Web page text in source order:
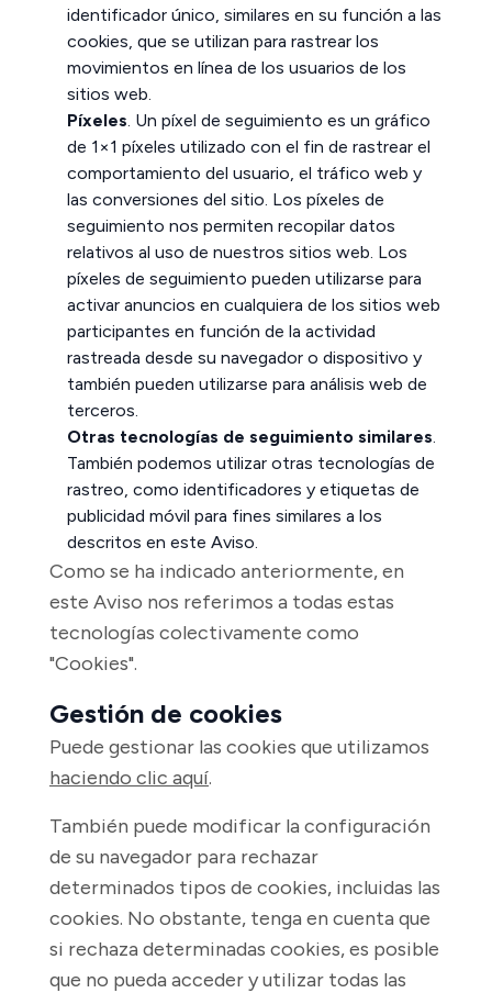
identificador único, similares en su función a las
cookies, que se utilizan para rastrear los
movimientos en línea de los usuarios de los
sitios web.
Píxeles. Un píxel de seguimiento es un gráfico
de 1×1 píxeles utilizado con el fin de rastrear el
comportamiento del usuario, el tráfico web y
las conversiones del sitio. Los píxeles de
seguimiento nos permiten recopilar datos
relativos al uso de nuestros sitios web. Los
píxeles de seguimiento pueden utilizarse para
activar anuncios en cualquiera de los sitios web
participantes en función de la actividad
rastreada desde su navegador o dispositivo y
también pueden utilizarse para análisis web de
terceros.
Otras tecnologías de seguimiento similares.
También podemos utilizar otras tecnologías de
rastreo, como identificadores y etiquetas de
publicidad móvil para fines similares a los
descritos en este Aviso.
Como se ha indicado anteriormente, en
este Aviso nos referimos a todas estas
tecnologías colectivamente como
"Cookies".
Gestión de cookies
Puede gestionar las cookies que utilizamos
haciendo clic aquí.
También puede modificar la configuración
de su navegador para rechazar
determinados tipos de cookies, incluidas las
cookies. No obstante, tenga en cuenta que
si rechaza determinadas cookies, es posible
que no pueda acceder y utilizar todas las